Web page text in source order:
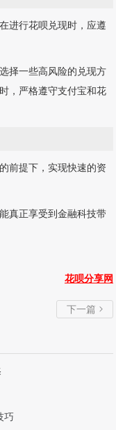
进行花呗兑现时，应遵
择一些高风险的兑现方
，严格遵守支付宝和花
前提下，实现快速的资
真正享受到金融科技带
花呗分享网
下一篇 
巧